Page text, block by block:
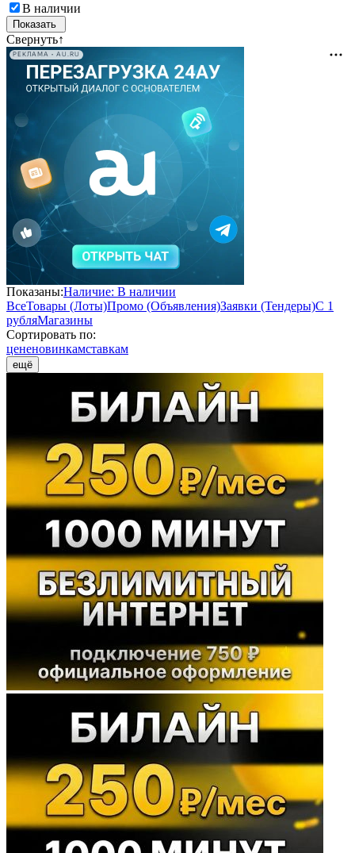
В наличии
Свернуть↑
РЕКЛАМА • AU.RU
Показаны:Наличие: В наличии
ВсеТовары (Лоты)Промо (Объявления)Заявки (Тендеры)С 1
рубляМагазины
Сортировать по:
цененовинкамставкам
ещё